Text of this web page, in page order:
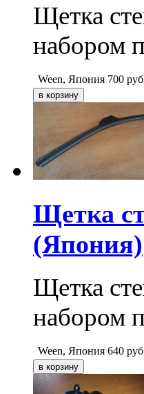
Щетка
набором
Ween, Япония 700 руб
Щетка
(Япония)
Щетка
набором
Ween, Япония 640 руб